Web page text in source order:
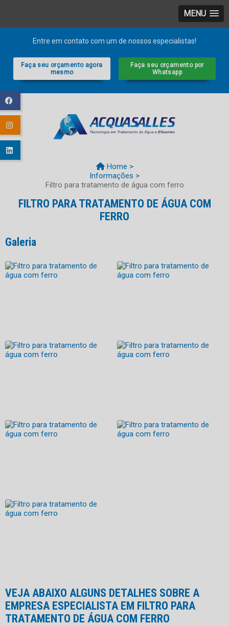
MENU
Entre em contato com um de nossos especialistas!
Faça seu orçamento agora
mesmo
Faça seu orçamento por
Whatsapp
Home >
Informações >
Filtro para tratamento de água com ferro
FILTRO PARA TRATAMENTO DE ÁGUA COM
FERRO
Galeria
VEJA ABAIXO ALGUNS DETALHES SOBRE A
EMPRESA ESPECIALISTA EM FILTRO PARA
TRATAMENTO DE ÁGUA COM FERRO